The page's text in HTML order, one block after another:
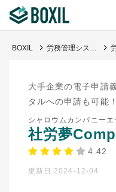
診断から探す(β版)
記事から探す
BOXIL 労務管理システム比較おすすめ23選｜独自調査で導く選び方・人気サービス
大手企業の電子申請
タルへの申請も可能！
シャロウムカンパニーエ
社労夢
4.42
更新日 2024-12-04